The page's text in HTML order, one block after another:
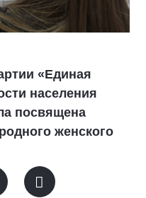
«Единая
населения
посвящена
женского